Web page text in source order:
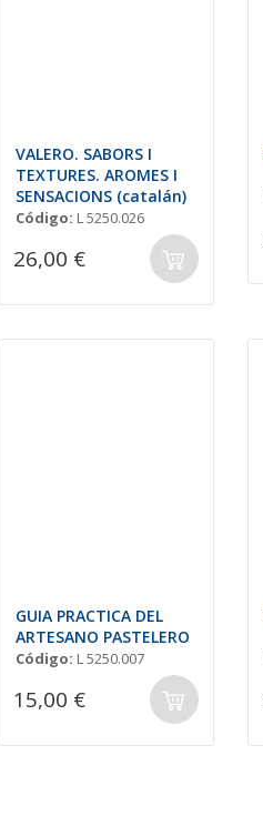
VALERO. SABORS I
TEXTURES. AROMES I
SENSACIONS (catalán)
Código: L 5250.026
26,00 €
GUIA PRACTICA DEL
ARTESANO PASTELERO
Código: L 5250.007
15,00 €